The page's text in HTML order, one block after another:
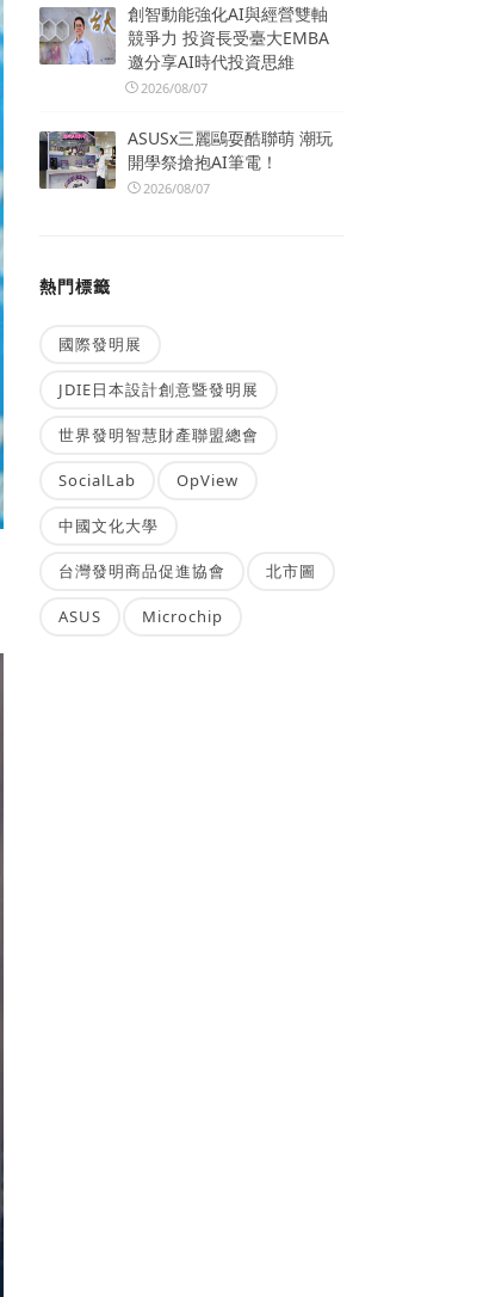
創智動能強化AI與經營雙軸
競爭力 投資長受臺大EMBA
邀分享AI時代投資思維
2026/08/07
ASUSx三麗鷗耍酷聯萌 潮玩
開學祭搶抱AI筆電！
2026/08/07
熱門標籤
國際發明展
JDIE日本設計創意暨發明展
世界發明智慧財產聯盟總會
SocialLab OpView
中國文化大學
台灣發明商品促進協會 北市圖
ASUS Microchip